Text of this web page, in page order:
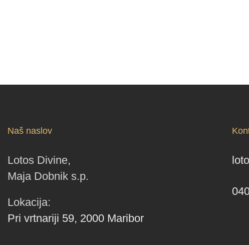
Naš naslov
Lotos Divine,
Maja Dobnik s.p.
Lokacija:
Pri vrtnariji 59, 2000 Maribor